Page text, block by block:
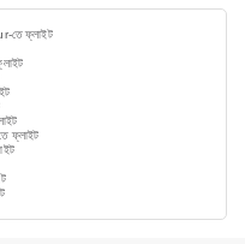
তে ফ্লাইট
ফ্লাইট